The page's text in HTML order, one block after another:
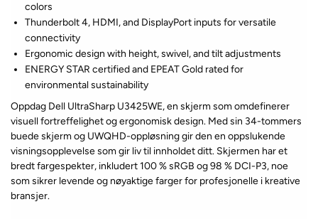
colors
Thunderbolt 4, HDMI, and DisplayPort inputs for versatile
connectivity
Ergonomic design with height, swivel, and tilt adjustments
ENERGY STAR certified and EPEAT Gold rated for
environmental sustainability
Oppdag Dell UltraSharp U3425WE, en skjerm som omdefinerer
visuell fortreffelighet og ergonomisk design. Med sin 34-tommers
buede skjerm og UWQHD-oppløsning gir den en oppslukende
visningsopplevelse som gir liv til innholdet ditt. Skjermen har et
bredt fargespekter, inkludert 100 % sRGB og 98 % DCI-P3, noe
som sikrer levende og nøyaktige farger for profesjonelle i kreative
bransjer.